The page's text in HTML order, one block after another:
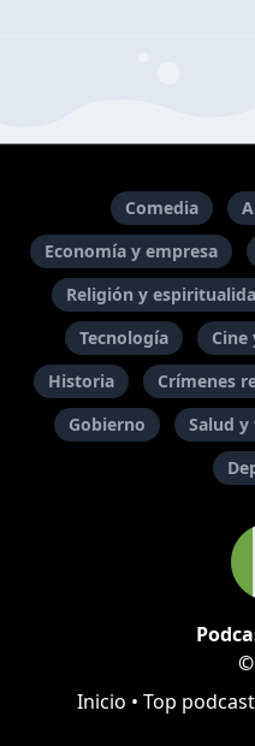
Comedia
Economía y empresa
Religión y
Tecnología
Cine
Historia
Crímenes
Gobierno
Salud
©
Inicio • Top